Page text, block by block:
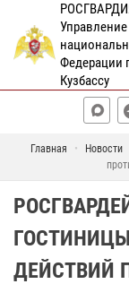
Федерации
Кузбассу
Главная Новости
ДЕЙСТВИЙ